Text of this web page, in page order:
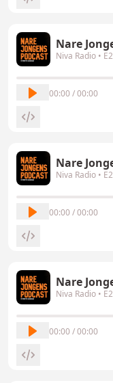
Nare
Niva Radio •
00:00 / 00:00
Niva Radio •
00:00 / 00:00
Nare
Niva Radio •
00:00 / 00:00